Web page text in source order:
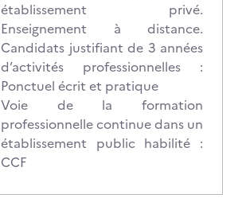
établissement privé.
Enseignement à distance.
Candidats justifiant de 3 années
d’activités professionnelles :
Ponctuel écrit et pratique
Voie de la formation
professionnelle continue dans un
établissement public habilité :
CCF